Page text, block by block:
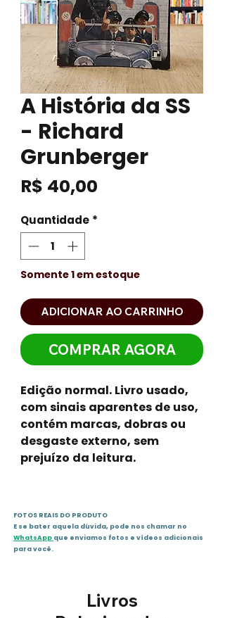
A História da SS
- Richard
Grunberger
R$ 40,00
Quantidade *
Somente 1 em estoque
ADICIONAR AO CARRINHO
COMPRAR AGORA
Edição normal. Livro usado,
com sinais aparentes de uso,
contém marcas, dobras ou
desgaste externo, sem
prejuízo da leitura.
FOTOS REAIS DO PRODUTO
E se bater aquela dúvida, pode nos chamar no
WhatsApp que enviamos fotos e vídeos adicionais
para você.
Livros